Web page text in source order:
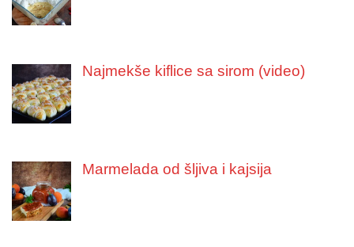
Najmekše kiflice sa sirom (video)
Marmelada od šljiva i kajsija